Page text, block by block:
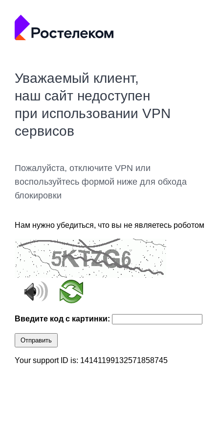
Уважаемый клиент,
наш сайт недоступен
при использовании VPN
сервисов
Пожалуйста, отключите VPN или
воспользуйтесь формой ниже для обхода
блокировки
Нам нужно убедиться, что вы не являетесь роботом
Введите код с картинки:
Отправить
Your support ID is: 14141199132571858745